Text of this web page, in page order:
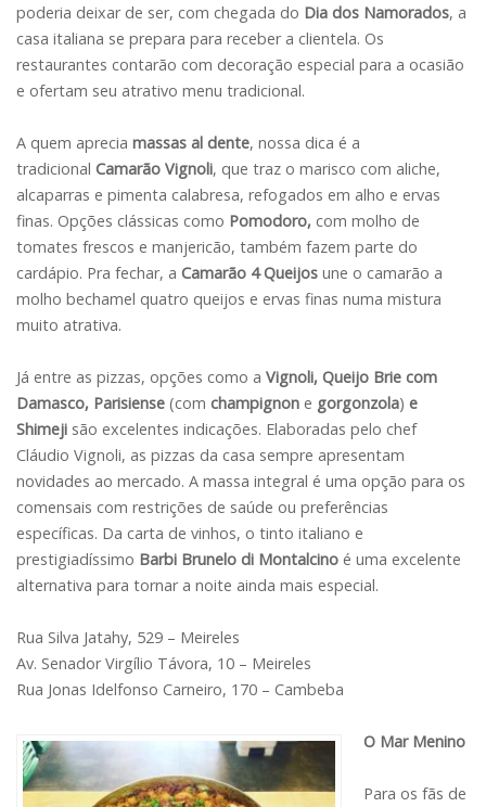
poderia deixar de ser, com chegada do Dia dos Namorados, a
casa italiana se prepara para receber a clientela. Os
restaurantes contarão com decoração especial para a ocasião
e ofertam seu atrativo menu tradicional.
A quem aprecia massas al dente, nossa dica é a
tradicional Camarão Vignoli, que traz o marisco com aliche,
alcaparras e pimenta calabresa, refogados em alho e ervas
finas. Opções clássicas como Pomodoro, com molho de
tomates frescos e manjericão, também fazem parte do
cardápio. Pra fechar, a Camarão 4 Queijos une o camarão a
molho bechamel quatro queijos e ervas finas numa mistura
muito atrativa.
Já entre as pizzas, opções como a Vignoli, Queijo Brie com
Damasco, Parisiense (com champignon e gorgonzola) e
Shimeji são excelentes indicações. Elaboradas pelo chef
Cláudio Vignoli, as pizzas da casa sempre apresentam
novidades ao mercado. A massa integral é uma opção para os
comensais com restrições de saúde ou preferências
específicas. Da carta de vinhos, o tinto italiano e
prestigiadíssimo Barbi Brunelo di Montalcino é uma excelente
alternativa para tornar a noite ainda mais especial.
Rua Silva Jatahy, 529 – Meireles
Av. Senador Virgílio Távora, 10 – Meireles
Rua Jonas Idelfonso Carneiro, 170 – Cambeba
O Mar Menino
Para os fãs de